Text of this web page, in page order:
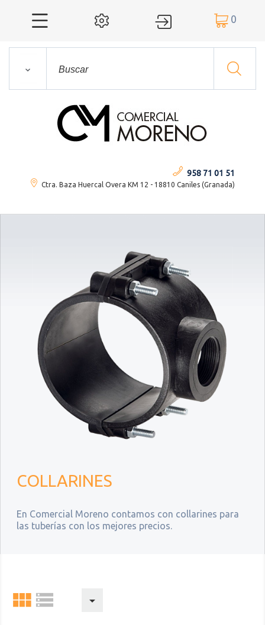
    0
958 71 01 51
Ctra. Baza Huercal Overa KM 12 - 18810 Caniles (Granada)
COLLARINES
En Comercial Moreno contamos con collarines para
las tuberías con los mejores precios.
  